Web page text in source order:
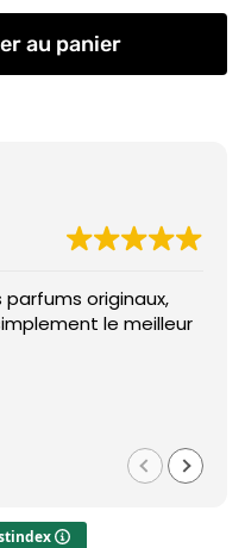
au panier
originaux,
le meilleur